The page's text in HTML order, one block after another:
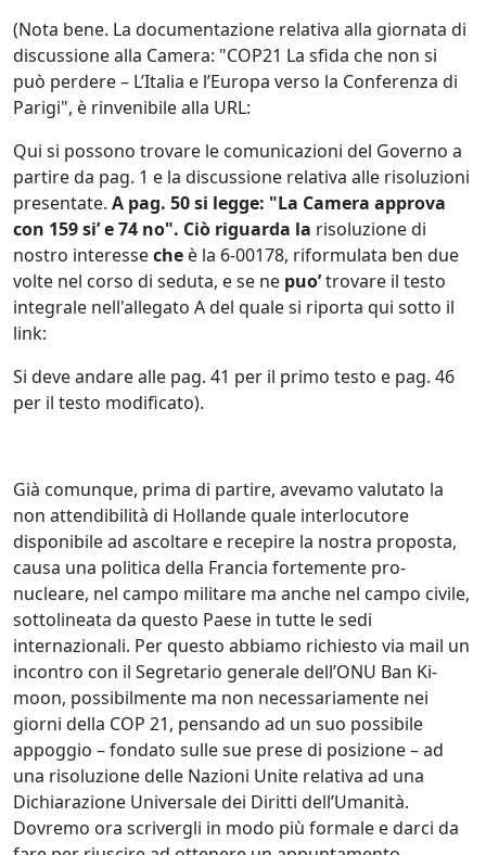
(Nota bene. La documentazione relativa alla giornata di
discussione alla Camera: "COP21 La sfida che non si
può perdere – L’Italia e l’Europa verso la Conferenza di
Parigi", è rinvenibile alla URL:
Qui si possono trovare le comunicazioni del Governo a
partire da pag. 1 e la discussione relativa alle risoluzioni
presentate. A pag. 50 si legge: "La Camera approva
con 159 si’ e 74 no". Ciò riguarda la risoluzione di
nostro interesseche è la 6-00178, riformulata ben due
volte nel corso di seduta, e se ne puo’trovare il testo
integrale nell'allegato A del quale si riporta qui sotto il
link:
Si deve andare alle pag. 41 per il primo testo e pag. 46
per il testo modificato).
Già comunque, prima di partire, avevamo valutato la
non attendibilità di Hollande quale interlocutore
disponibile ad ascoltare e recepire la nostra proposta,
causa una politica della Francia fortemente pro-
nucleare, nel campo militare ma anche nel campo civile,
sottolineata da questo Paese in tutte le sedi
internazionali. Per questo abbiamo richiesto via mail un
incontro con il Segretario generale dell’ONU Ban Ki-
moon, possibilmente ma non necessariamente nei
giorni della COP 21, pensando ad un suo possibile
appoggio – fondato sulle sue prese di posizione – ad
una risoluzione delle Nazioni Unite relativa ad una
Dichiarazione Universale dei Diritti dell’Umanità.
Dovremo ora scrivergli in modo più formale e darci da